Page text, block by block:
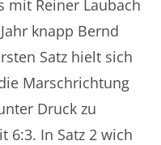
mit Reiner Laubach
knapp Bernd
Satz hielt sich
Marschrichtung
Druck zu
6:3. In Satz 2 wich